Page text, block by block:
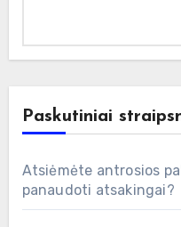
Paskutiniai
Atsiėmėte antrosios
panaudoti atsakingai?